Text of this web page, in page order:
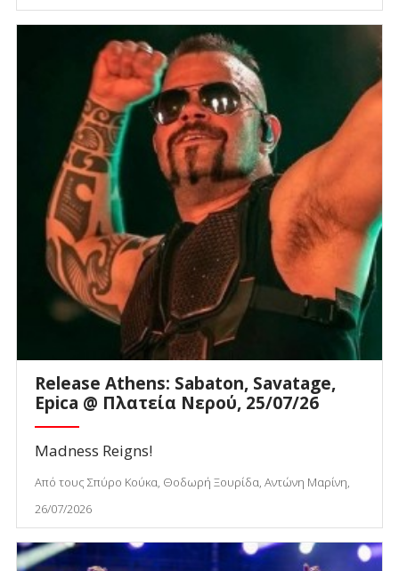
Release Athens: Sabaton, Savatage,
Epica @ Πλατεία Νερού, 25/07/26
Madness Reigns!
Από τους Σπύρο Κούκα, Θοδωρή Ξουρίδα, Αντώνη Μαρίνη,
26/07/2026